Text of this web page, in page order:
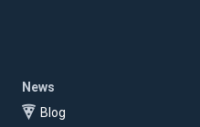
News
Blog